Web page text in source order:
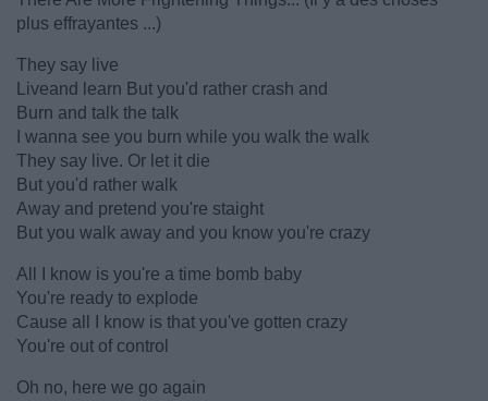
plus effrayantes ...)
They say live
Liveand learn But you'd rather crash and
Burn and talk the talk
I wanna see you burn while you walk the walk
They say live. Or let it die
But you'd rather walk
Away and pretend you're staight
But you walk away and you know you're crazy
All I know is you're a time bomb baby
You're ready to explode
Cause all I know is that you've gotten crazy
You're out of control
Oh no, here we go again